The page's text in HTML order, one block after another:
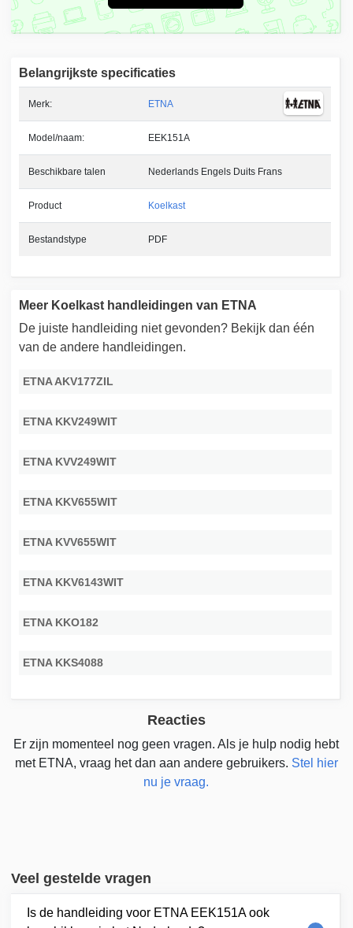
Belangrijkste specificaties
Merk: ETNA
Model/naam: EEK151A
Beschikbare talen Nederlands Engels Duits Frans
Product Koelkast
Bestandstype PDF
Meer Koelkast handleidingen van ETNA
De juiste handleiding niet gevonden? Bekijk dan één
van de andere handleidingen.
ETNA AKV177ZIL
ETNA KKV249WIT
ETNA KVV249WIT
ETNA KKV655WIT
ETNA KVV655WIT
ETNA KKV6143WIT
ETNA KKO182
ETNA KKS4088
Reacties
Er zijn momenteel nog geen vragen. Als je hulp nodig hebt
met ETNA, vraag het dan aan andere gebruikers. Stel hier
nu je vraag.
Veel gestelde vragen
Is de handleiding voor ETNA EEK151A ook